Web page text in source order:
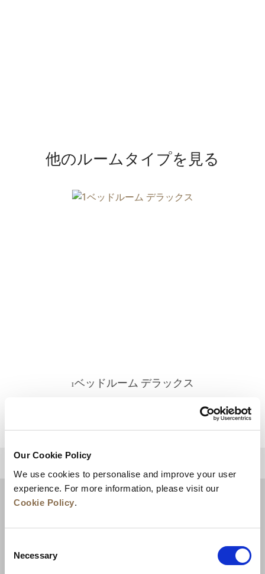
Our Cookie Policy
We use cookies to personalise and improve your user
experience. For more information, please visit our
Cookie Policy.
Selection
Necessary
他のルームタイプを見る
1ベッドルーム デラックス